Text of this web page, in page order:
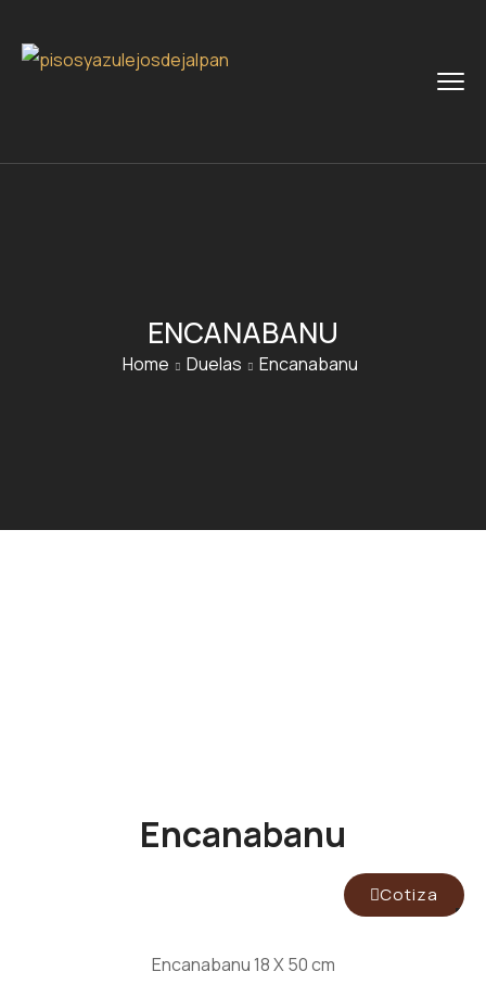
ENCANABANU
Home Duelas Encanabanu
Encanabanu
Cotiza
Encanabanu 18 X 50 cm